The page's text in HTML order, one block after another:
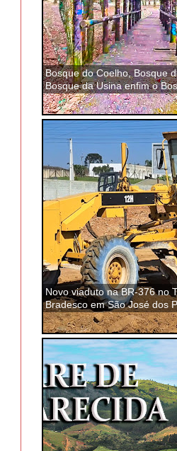
Bosque do Coelho, Bosque
Bosque da Usina enfim o
de São José dos Pinhais
Novo viaduto na BR-376 no
Bradesco em São José dos